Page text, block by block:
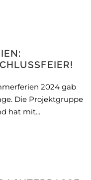
2024 gab
Die Projektgruppe
hat mit...